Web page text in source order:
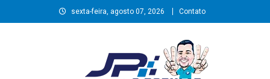
to
sexta-feira, agosto 07, 2026 Contato